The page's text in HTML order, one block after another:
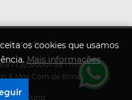
.
os cookies que usamos
Mais informações
reservados
0001-58 - Imprimus
& Mqs Com de Brindes LTDA
porA .Jung